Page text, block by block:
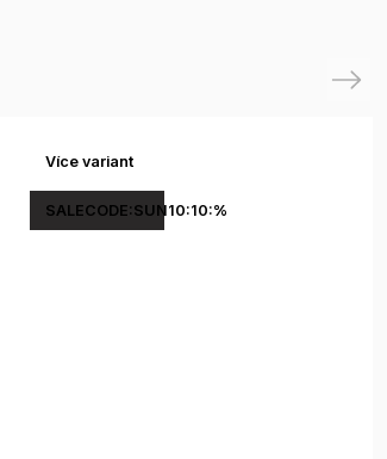
Více variant
SALECODE:SUN10:10:%
Next